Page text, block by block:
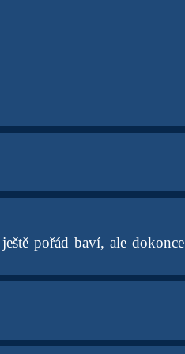
pořád baví, ale dokonce